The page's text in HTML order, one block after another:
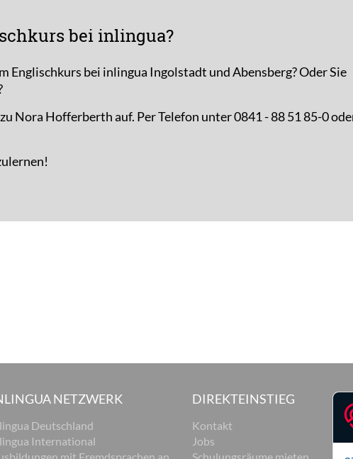
bei inlingua?
Englischkurs bei inlingua Ingolstadt und Abensberg? Oder Sie
Nora Hofferberth auf. Per Telefon unter 0841 - 88 51 85-0
NETZWERK
Deutschland
International
DIREKTEINSTIEG
Kontakt
Jobs